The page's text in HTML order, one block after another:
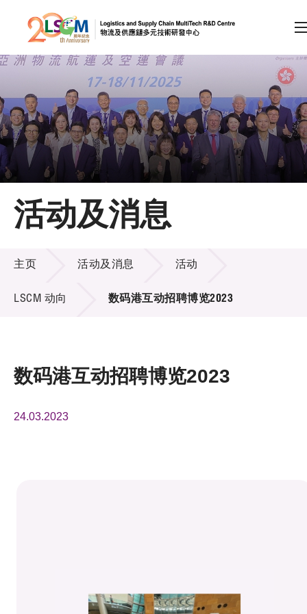
跳到内容（按回车键）
会员登录
A A EN 繁 简
主页
关于LSCM
技术商品化
项目及资助计划
活动及消息
活动及消息
活动及消息
主页 活动及消息 活动
LSCM 动向 数码港互动招聘博览2023
数码港互动招聘博览2023
24.03.2023